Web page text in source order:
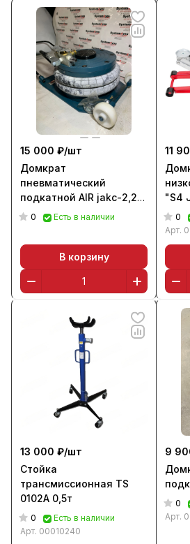
15 000 ₽/шт
Домкрат
пневматический
подкатной AIR jakc-2,2
TRA1713 AIR JACK
0 Есть в наличии
В корзину
11
"S4
0
Арт.
13 000 ₽/шт
Стойка
трансмиссионная TS
0102A 0,5т
0
Есть в наличии
Арт. 00010240
9
0
Арт.